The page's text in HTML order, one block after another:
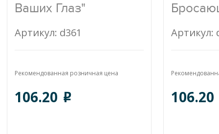
Ваших Глаз"
Артикул: d361
Рекомендованная розничная цена
106.20 o
Артикул:
106.20